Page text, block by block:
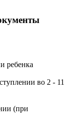
ребенка
во 2 - 11
(при